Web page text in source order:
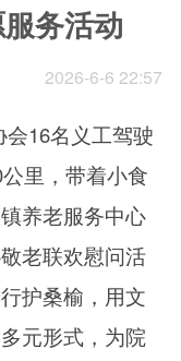
务活动
2026-6-6 22:57
16名义工驾驶
里，带着小食
养老服务中心
老联欢慰问活
护桑榆，用文
元形式，为院